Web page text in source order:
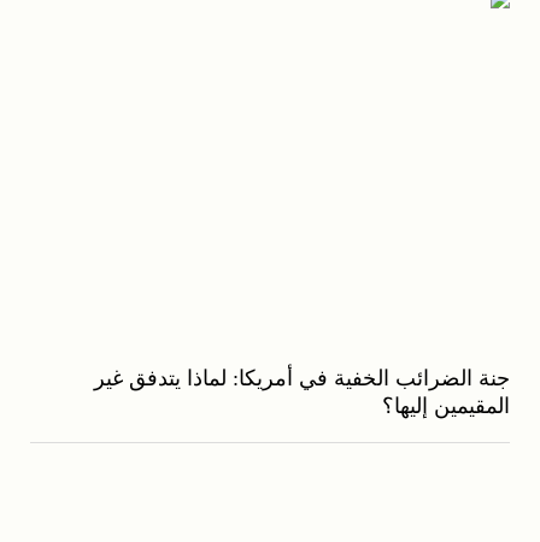
جنة الضرائب الخفية في أمريكا: لماذا يتدفق غير
المقيمين إليها؟